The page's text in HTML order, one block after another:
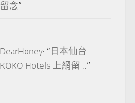
留念”
DearHoney: “ 日本仙台
KOKO Hotels 上網留…”